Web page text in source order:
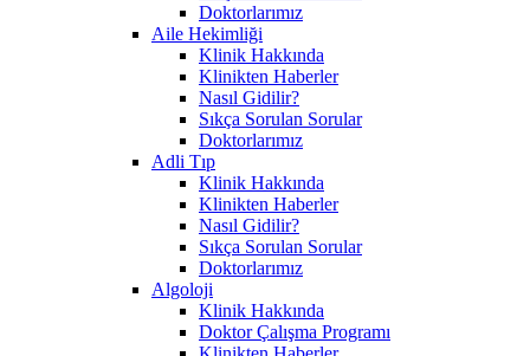
Doktorlarımız
Aile Hekimliği
Klinik Hakkında
Klinikten Haberler
Nasıl Gidilir?
Sıkça Sorulan Sorular
Doktorlarımız
Adli Tıp
Klinik Hakkında
Klinikten Haberler
Nasıl Gidilir?
Sıkça Sorulan Sorular
Doktorlarımız
Algoloji
Klinik Hakkında
Doktor Çalışma Programı